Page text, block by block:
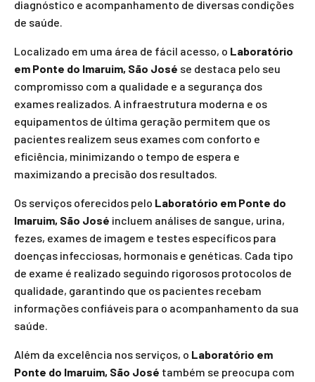
diagnóstico e acompanhamento de diversas condições
de saúde.
Localizado em uma área de fácil acesso, o Laboratório
em Ponte do Imaruim, São José se destaca pelo seu
compromisso com a qualidade e a segurança dos
exames realizados. A infraestrutura moderna e os
equipamentos de última geração permitem que os
pacientes realizem seus exames com conforto e
eficiência, minimizando o tempo de espera e
maximizando a precisão dos resultados.
Os serviços oferecidos pelo Laboratório em Ponte do
Imaruim, São José incluem análises de sangue, urina,
fezes, exames de imagem e testes específicos para
doenças infecciosas, hormonais e genéticas. Cada tipo
de exame é realizado seguindo rigorosos protocolos de
qualidade, garantindo que os pacientes recebam
informações confiáveis para o acompanhamento da sua
saúde.
Além da excelência nos serviços, o Laboratório em
Ponte do Imaruim, São José também se preocupa com